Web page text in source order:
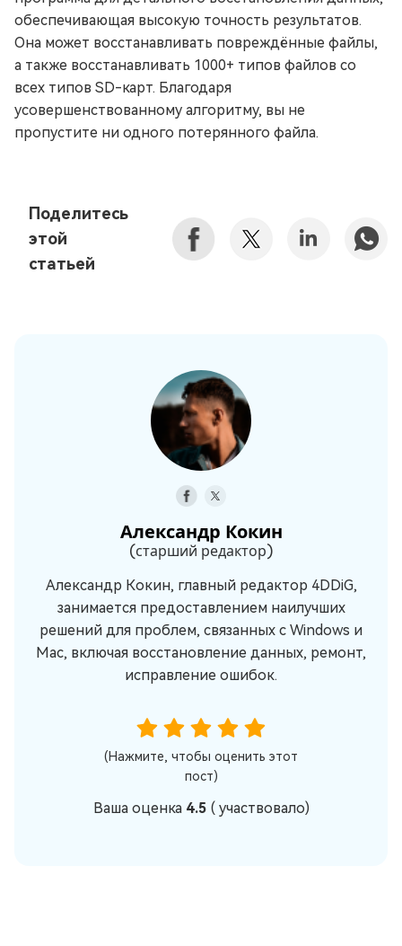
обеспечивающая высокую точность результатов.
Она может восстанавливать повреждённые файлы,
а также восстанавливать 1000+ типов файлов со
всех типов SD-карт. Благодаря
усовершенствованному алгоритму, вы не
пропустите ни одного потерянного файла.
Поделитесь
этой
статьей
Александр Кокин
(старший редактор)
Александр Кокин, главный редактор 4DDiG,
занимается предоставлением наилучших
решений для проблем, связанных с Windows и
Mac, включая восстановление данных, ремонт,
исправление ошибок.
(Нажмите, чтобы оценить этот
пост)
Ваша оценка 4.5 (участвовало)